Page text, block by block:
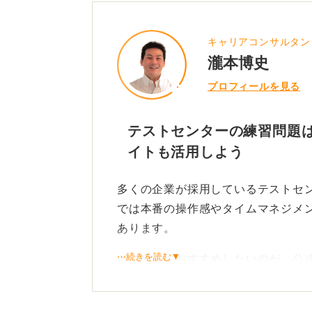
キャリアコンサルタ
瀧本博史
プロフィールを見る
テストセンターの練習問題
イトも活用しよう
多くの企業が採用しているテストセ
では本番の操作感やタイムマネジメ
あります。
そこでまずおすすめしたいのが、公
⋯続きを読む▼